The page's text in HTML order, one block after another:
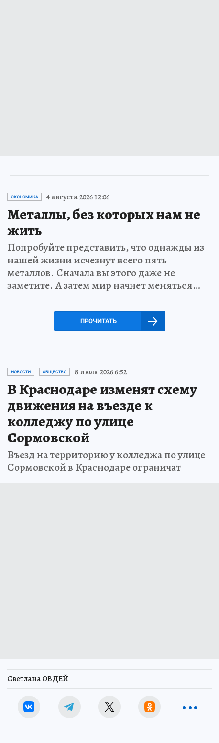
ЭКОНОМИКА 4 августа 2026 12:06
Металлы, без которых нам не
жить
Попробуйте представить, что однажды из
нашей жизни исчезнут всего пять
металлов. Сначала вы этого даже не
заметите. А затем мир начнет меняться…
ПРОЧИТАТЬ
НОВОСТИ ОБЩЕСТВО 8 июля 2026 6:52
В Краснодаре изменят схему
движения на въезде к
колледжу по улице
Сормовской
Въезд на территорию у колледжа по улице
Сормовской в Краснодаре ограничат
Светлана ОВДЕЙ